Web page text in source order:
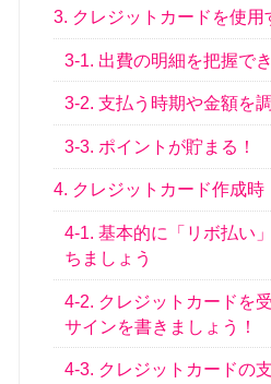
3. クレジットカードを使用
3-1. 出費の明細を把握で
3-2. 支払う時期や金額を
3-3. ポイントが貯まる！
4. クレジットカード作成時
4-1. 基本的に「リボ払い
ちましょう
4-2. クレジットカードを
サインを書きましょう！
4-3. クレジットカードの